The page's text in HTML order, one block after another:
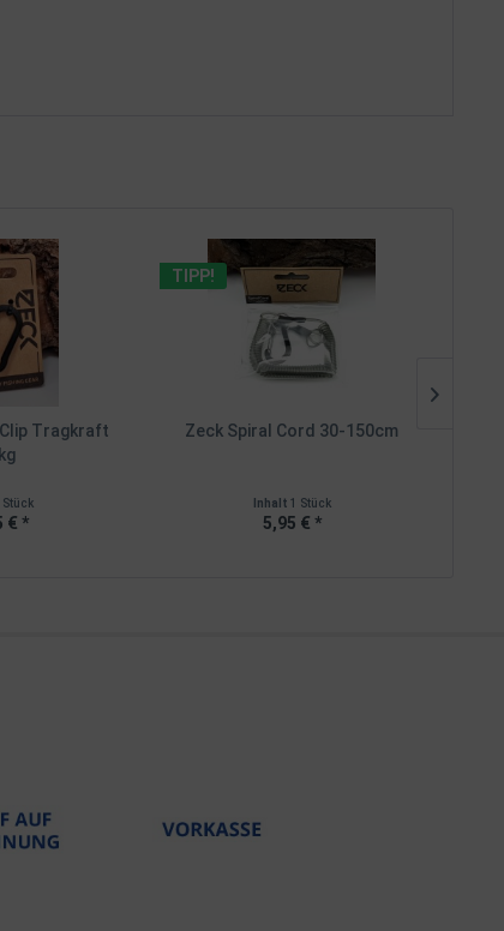
Tragkraft
Stück
€ *
TIPP!
Zeck Spiral Cord 30-150cm
Inhalt 1 Stück
5,95 € *